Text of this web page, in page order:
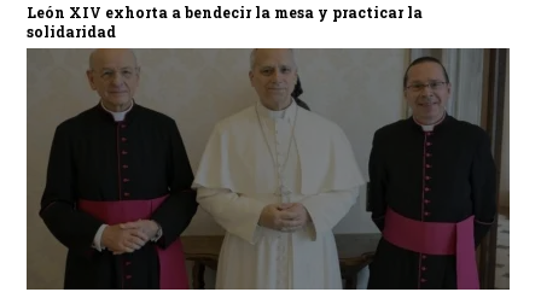
León XIV exhorta a bendecir la mesa y practicar la
solidaridad